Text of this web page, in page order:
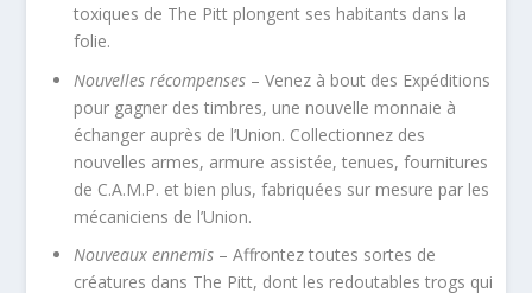
toxiques de The Pitt plongent ses habitants dans la
folie.
Nouvelles récompenses – Venez à bout des Expéditions
pour gagner des timbres, une nouvelle monnaie à
échanger auprès de l’Union. Collectionnez des
nouvelles armes, armure assistée, tenues, fournitures
de C.A.M.P. et bien plus, fabriquées sur mesure par les
mécaniciens de l’Union.
Nouveaux ennemis – Affrontez toutes sortes de
créatures dans The Pitt, dont les redoutables trogs qui